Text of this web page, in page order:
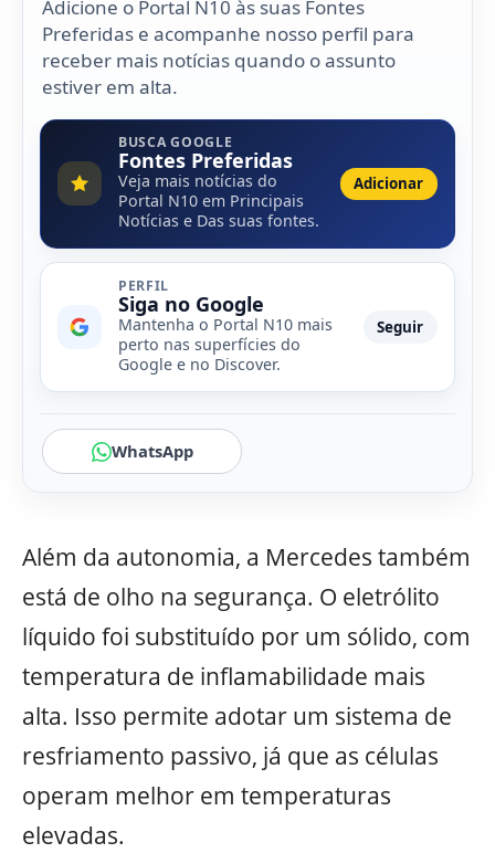
Adicione o Portal N10 às suas Fontes
Preferidas e acompanhe nosso perfil para
receber mais notícias quando o assunto
estiver em alta.
BUSCA GOOGLE
Fontes Preferidas
Veja mais notícias do
Portal N10 em Principais
Notícias e Das suas fontes.
Adicionar
PERFIL
Siga no Google
Mantenha o Portal N10 mais
perto nas superfícies do
Google e no Discover.
Seguir
WhatsApp
Além da autonomia, a Mercedes também
está de olho na segurança. O eletrólito
líquido foi substituído por um sólido, com
temperatura de inflamabilidade mais
alta. Isso permite adotar um sistema de
resfriamento passivo, já que as células
operam melhor em temperaturas
elevadas.